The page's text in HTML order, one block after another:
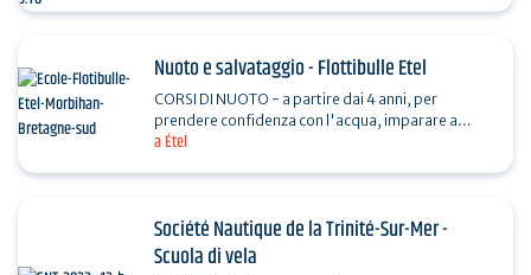
a Étel
Nuoto e salvataggio - Flottibulle Etel
CORSI DI NUOTO - a partire dai 4 anni, per
prendere confidenza con l'acqua, imparare a
nuotare, migliorare le proprie capacità. Massimo 2
Société Nautique de la Trinité-Sur-Mer -
Scuola di vela